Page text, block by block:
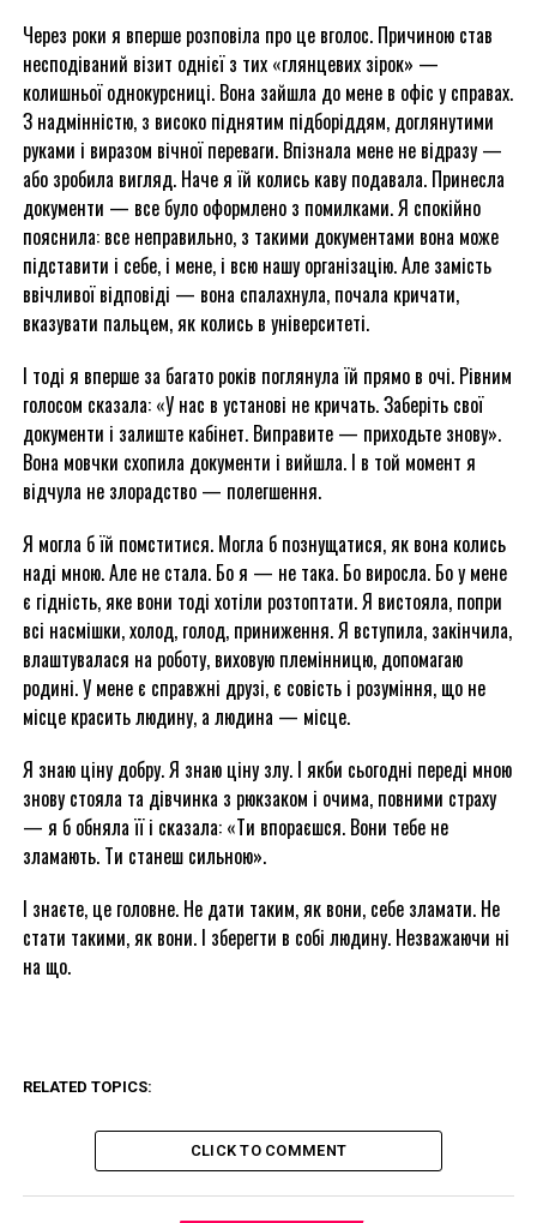
Через роки я вперше розповіла про це вголос. Причиною став
несподіваний візит однієї з тих «глянцевих зірок» —
колишньої однокурсниці. Вона зайшла до мене в офіс у справах.
З надмінністю, з високо піднятим підборіддям, доглянутими
руками і виразом вічної переваги. Впізнала мене не відразу —
або зробила вигляд. Наче я їй колись каву подавала. Принесла
документи — все було оформлено з помилками. Я спокійно
пояснила: все неправильно, з такими документами вона може
підставити і себе, і мене, і всю нашу організацію. Але замість
ввічливої відповіді — вона спалахнула, почала кричати,
вказувати пальцем, як колись в університеті.
І тоді я вперше за багато років поглянула їй прямо в очі. Рівним
голосом сказала: «У нас в установі не кричать. Заберіть свої
документи і залиште кабінет. Виправите — приходьте знову».
Вона мовчки схопила документи і вийшла. І в той момент я
відчула не злорадство — полегшення.
Я могла б їй помститися. Могла б познущатися, як вона колись
наді мною. Але не стала. Бо я — не така. Бо виросла. Бо у мене
є гідність, яке вони тоді хотіли розтоптати. Я вистояла, попри
всі насмішки, холод, голод, приниження. Я вступила, закінчила,
влаштувалася на роботу, виховую племінницю, допомагаю
родині. У мене є справжні друзі, є совість і розуміння, що не
місце красить людину, а людина — місце.
Я знаю ціну добру. Я знаю ціну злу. І якби сьогодні переді мною
знову стояла та дівчинка з рюкзаком і очима, повними страху
— я б обняла її і сказала: «Ти впораєшся. Вони тебе не
зламають. Ти станеш сильною».
І знаєте, це головне. Не дати таким, як вони, себе зламати. Не
стати такими, як вони. І зберегти в собі людину. Незважаючи ні
на що.
RELATED TOPICS:
CLICK TO COMMENT